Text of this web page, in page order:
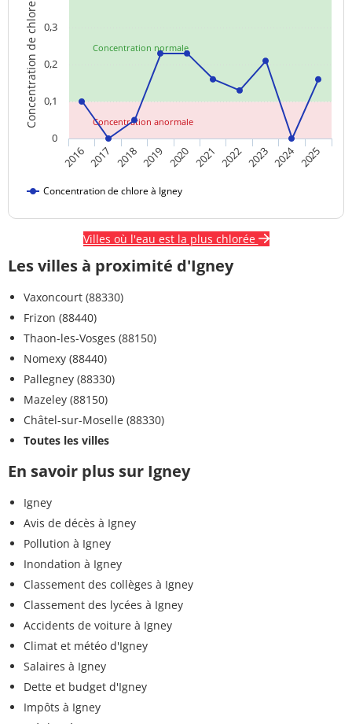
Concentration normale
Concentration anormale
Concentration de chlore
Concentration de chlore à Igney
2016 2017 2018 2019 2020 2021 2022 2023 2024 2025
0
0,1
0,2
0,3
Villes où l'eau est la plus chlorée
Les villes à proximité d'Igney
Vaxoncourt (88330)
Frizon (88440)
Thaon-les-Vosges (88150)
Nomexy (88440)
Pallegney (88330)
Mazeley (88150)
Châtel-sur-Moselle (88330)
Toutes les villes
En savoir plus sur Igney
Igney
Avis de décès à Igney
Pollution à Igney
Inondation à Igney
Classement des collèges à Igney
Classement des lycées à Igney
Accidents de voiture à Igney
Climat et météo d'Igney
Salaires à Igney
Dette et budget d'Igney
Impôts à Igney